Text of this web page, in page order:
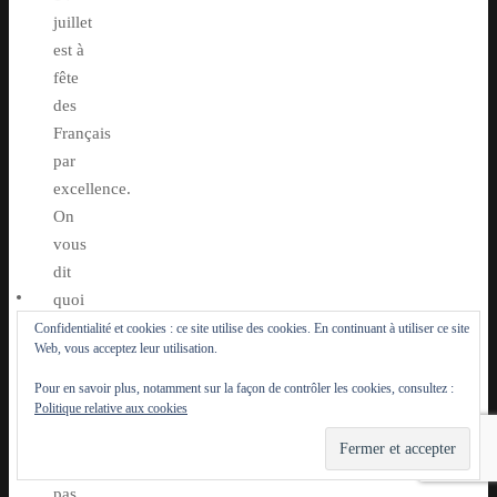
juillet
est à
fête
des
Français
par
excellence.
On
vous
dit
quoi
faire
et ce
que
vous
Confidentialité et cookies : ce site utilise des cookies. En continuant à utiliser ce site
Web, vous acceptez leur utilisation.
Pour en savoir plus, notamment sur la façon de contrôler les cookies, consultez :
Politique relative aux cookies